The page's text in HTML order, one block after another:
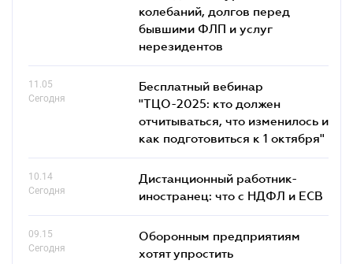
колебаний, долгов перед
бывшими ФЛП и услуг
нерезидентов
11.05
Сегодня
Бесплатный вебинар
"ТЦО-2025: кто должен
отчитываться, что изменилось и
как подготовиться к 1 октября"
10.14
Сегодня
Дистанционный работник-
иностранец: что с НДФЛ и ЕСВ
09.15
Сегодня
Оборонным предприятиям
хотят упростить